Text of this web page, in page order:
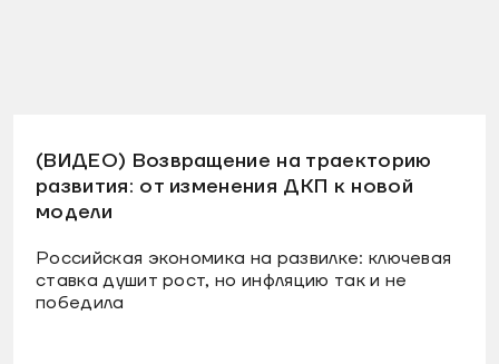
(ВИДЕО) Возвращение на траекторию
развития: от изменения ДКП к новой
модели
Российская экономика на развилке: ключевая
ставка душит рост, но инфляцию так и не
победила